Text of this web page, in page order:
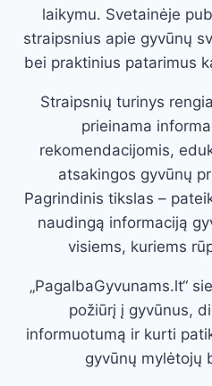
laikymu. Svetainėje
straipsnius apie gyvūnų
bei praktinius patarimus
Straipsnių turinys
prieinama
rekomendacijomis,
atsakingos gyvūnų
Pagrindinis tikslas –
naudingą informaciją
visiems, kuriems
„PagalbaGyvunams.lt“
požiūrį į gyvūnus,
informuotumą ir kurti
gyvūnų mylėtojų